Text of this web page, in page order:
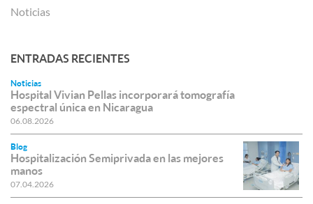
Noticias
ENTRADAS RECIENTES
Noticias
Hospital Vivian Pellas incorporará tomografía
espectral única en Nicaragua
06.08.2026
Blog
Hospitalización Semiprivada en las mejores
manos
07.04.2026